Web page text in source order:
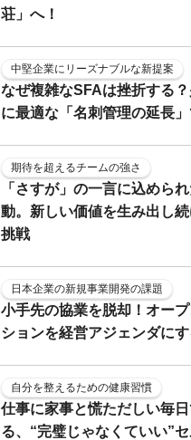
荘」へ！
中堅企業にリーズナブルな新提案
なぜ複雑なSFAは挫折する
に最適な「名刺管理の延長
期待を超えるチームの強さ
「さすが」の一言に込めら
動。新しい価値を生み出し
挑戦
日本企業の新規事業開発の課題
小手先の協業を脱却！オー
ションを経営アジェンダに
自分を整えるための健康習慣
仕事に家事と慌ただしい毎
る、“完璧じゃなくていい”